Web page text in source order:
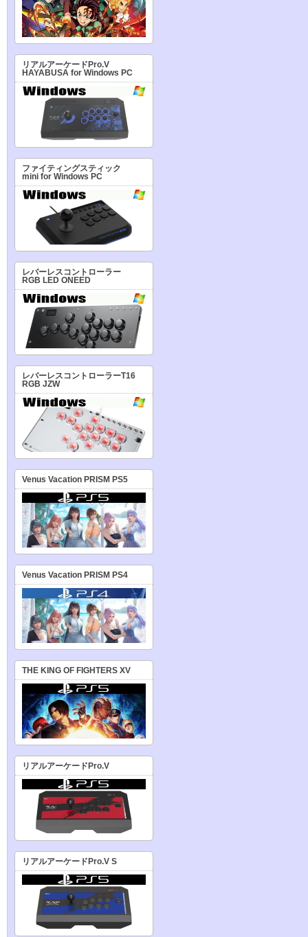
リアルアーケードPro.V
HAYABUSA for Windows PC
ファイティングスティック
mini for Windows PC
レバーレスコントローラー
RGB LED ONEED
レバーレスコントローラーT16
RGB JZW
Venus Vacation PRISM PS5
Venus Vacation PRISM PS4
THE KING OF FIGHTERS XV
リアルアーケードPro.V
リアルアーケードPro.V S